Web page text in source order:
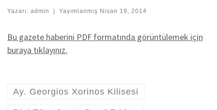
Yazarı: admin | Yayımlanmış Nisan 19, 2014
Bu gazete haberini PDF formatında görüntülemek için
buraya tıklayınız.
Ay. Georgios Xorinos Kilisesi